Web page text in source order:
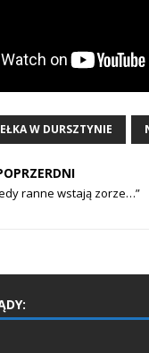
W DURSZTYNIE
ranne wstają zorze…”